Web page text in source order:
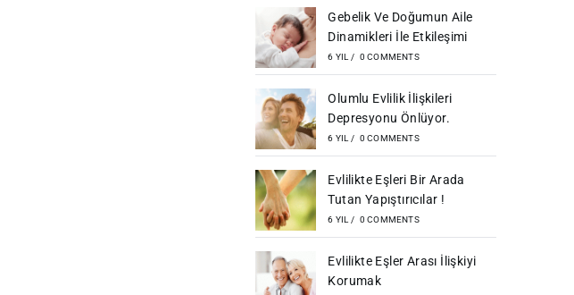
Gebelik Ve Doğumun Aile
Dinamikleri İle Etkileşimi
6 YIL / 0 COMMENTS
Olumlu Evlilik İlişkileri
Depresyonu Önlüyor.
6 YIL / 0 COMMENTS
Evlilikte Eşleri Bir Arada
Tutan Yapıştırıcılar !
6 YIL / 0 COMMENTS
Evlilikte Eşler Arası İlişkiyi
Korumak